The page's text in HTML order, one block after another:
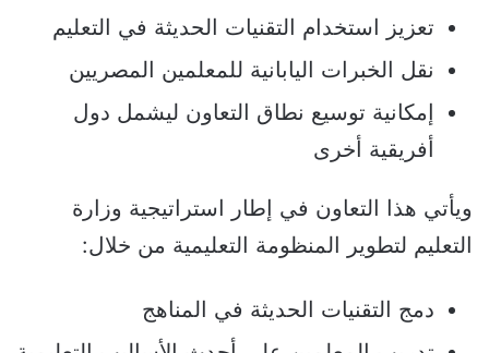
تعزيز استخدام التقنيات الحديثة في التعليم
نقل الخبرات اليابانية للمعلمين المصريين
إمكانية توسيع نطاق التعاون ليشمل دول
أفريقية أخرى
ويأتي هذا التعاون في إطار استراتيجية وزارة
التعليم لتطوير المنظومة التعليمية من خلال:
دمج التقنيات الحديثة في المناهج